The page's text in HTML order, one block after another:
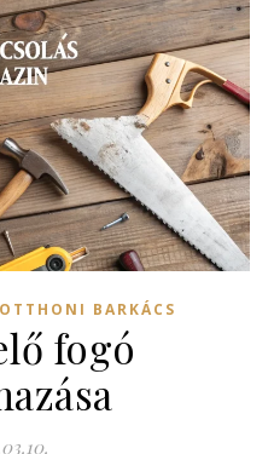
OTTHONI BARKÁCS
fogó